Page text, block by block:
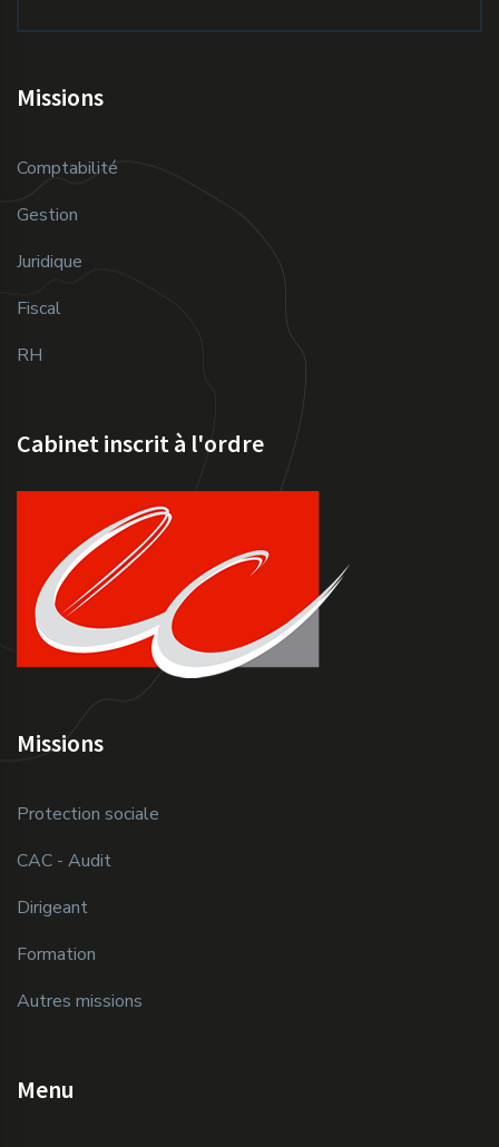
Missions
Comptabilité
Gestion
Juridique
Fiscal
RH
Missions
Protection sociale
CAC - Audit
Dirigeant
Formation
Autres missions
Menu
Cabinet inscrit à l'ordre